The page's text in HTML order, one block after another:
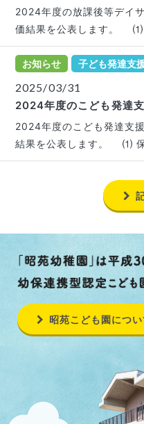
2024年度の放課後等デイ
価結果を公表します。 ⑴
お知らせ 子ども発達支
2025/03/31
2024年度のこども発達
2024年度のこども発達支
結果を公表します。 ⑴
昭苑こども園につい